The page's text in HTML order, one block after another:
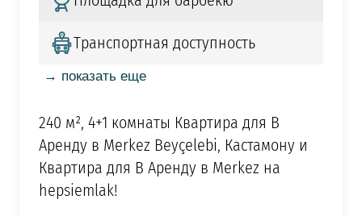
Транспортная доступность
→ показать еще
240 м², 4+1 комнаты Квартира для В
Аренду в Merkez Beyçelebi, Кастамону и
Квартира для В Аренду в Merkez на
hepsiemlak!